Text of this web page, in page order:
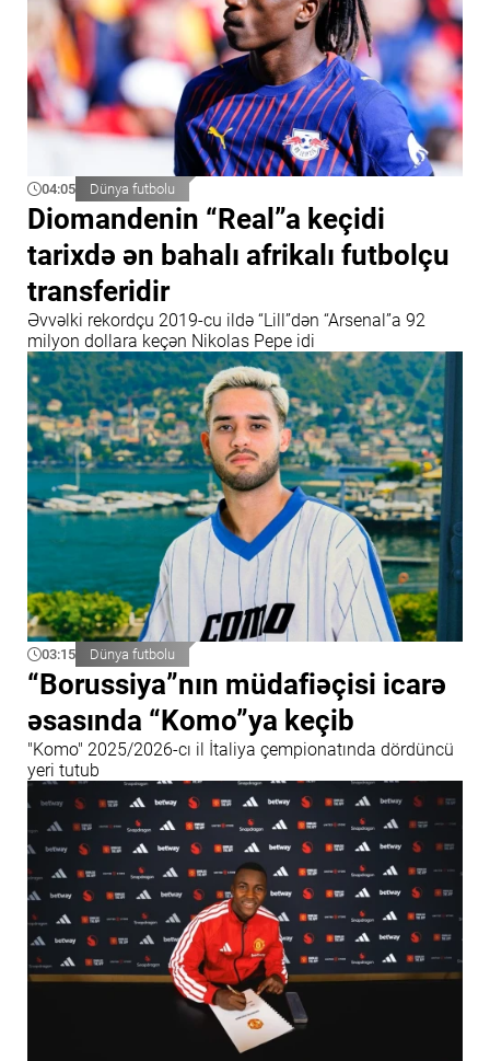
04:05 Dünya futbolu
Diomandenin “Real”a keçidi
tarixdə ən bahalı afrikalı futbolçu
transferidir
Əvvəlki rekordçu 2019-cu ildə “Lill”dən “Arsenal”a 92
milyon dollara keçən Nikolas Pepe idi
03:15 Dünya futbolu
“Borussiya”nın müdafiəçisi icarə
əsasında “Komo”ya keçib
"Komo" 2025/2026-cı il İtaliya çempionatında dördüncü
yeri tutub